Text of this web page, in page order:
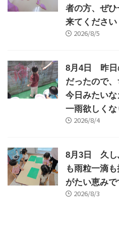
者の方、ぜ
来てください
2026/8/5
8月4日 昨日
だったので、
今日みたいな
一雨欲しくな
2026/8/4
8月3日 久し
も雨粒一滴
がたい恵みで
2026/8/3